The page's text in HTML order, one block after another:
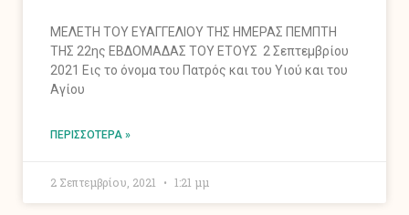
MΕΛΕΤΗ ΤΟΥ ΕΥΑΓΓΕΛΙΟΥ ΤΗΣ ΗΜΕΡΑΣ ΠΕΜΠΤΗ
ΤΗΣ 22ης ΕΒΔΟΜΑΔΑΣ ΤΟΥ ΕΤΟΥΣ 2 Σεπτεμβρίου
2021 Εις το όνομα του Πατρός και του Υιού και του
Αγίου
ΠΕΡΙΣΣΌΤΕΡΑ »
2 Σεπτεμβρίου, 2021 1:21 μμ